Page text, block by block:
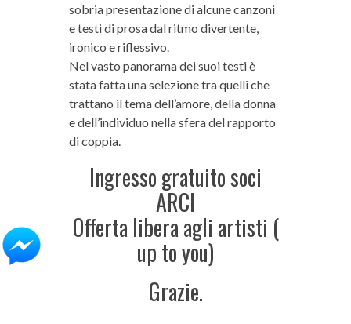
sobria presentazione di alcune canzoni
e testi di prosa dal ritmo divertente,
ironico e riflessivo.
Nel vasto panorama dei suoi testi è
stata fatta una selezione tra quelli che
trattano il tema dell’amore, della donna
e dell’individuo nella sfera del rapporto
di coppia.
Ingresso gratuito soci
ARCI
Offerta libera agli artisti (
up to you)
Grazie.